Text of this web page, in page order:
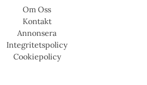
Om Oss
Kontakt
Annonsera
Integritetspolicy
Cookiepolicy